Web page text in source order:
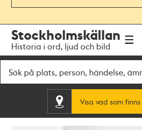
navigationen
huvudinnehållet
Stockholmskällan
Historia i ord, ljud och bild
Visa vad som